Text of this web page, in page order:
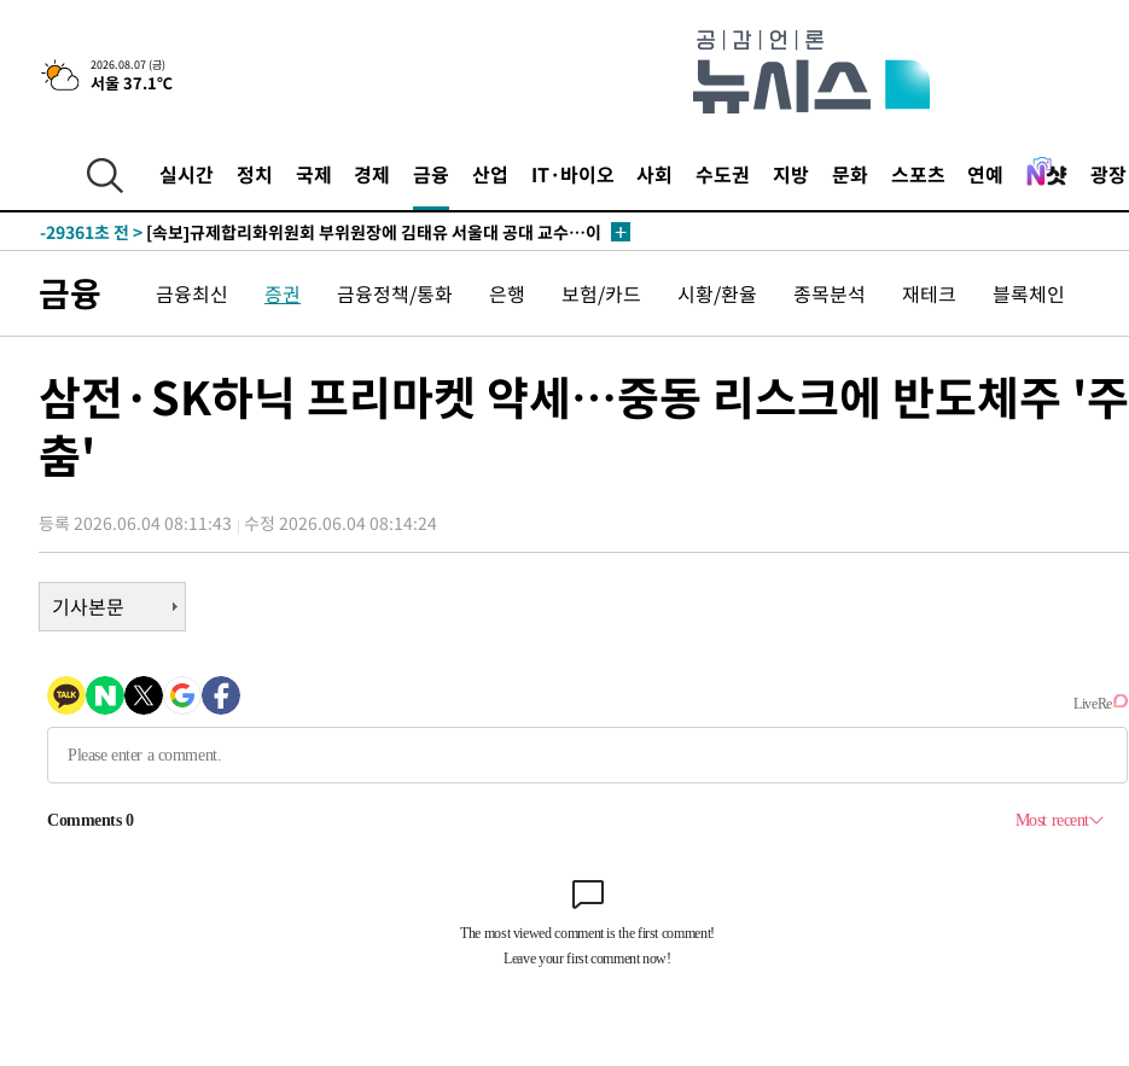
2026.08.07 (금)
서울 37.1℃
실시간 정치 국제 경제 금융 산업 IT·바이오 사회 수도권 지방 문화 스포츠 연예 광장
-2440초 전 >이란, 호르무즈서 "적국 목표물들"과 대치로 남부 케슘섬에서 두차
례 큰 폭발음
-31495초 전 > [속보]종합특검, '계엄 수용공간 확보' 신용해 前교정본부장 기소
-30339초 전 >
11시간 압수수색에 성접대 파문까지…'쑥대밭' 된 축구협회
-29361초 전 >
병태 후임
-25719초 전 > [속보]국힘 윤리위, '돌려차기 발언' 진종오·서범수 징계 절차 개시
25.3%↑
-18204초 전 >
[속보]'채상병 순직 책임' 임성근, 항소심도 징역 3년
-18070초 전 >[속보]종합특검, '관저이전 봐주기 감사' 유병호 구속기소
-13920초 전 > [속보]'300억원대 사기 혐의' 차가원 대표 구속 송치
-13114초 전 >
-11627초 전 >
압수수색
-11263초 전 >[속보]원·달러 환율, 오전 9시 1423.8원
-11045초 전 >
[속보]코스닥, 5.95포인트(0.74%) 상승한 807.62개장
-11013초 전 >[속보]코스피, 6300선 재탈환…1.09% 오른 6365.07 개장
-8178초 전 > 시리아 다마스쿠스 교외에서 미니버스 폭발.. 14명 부상, 3명은 중태
-7476초 전 >입추에도 극한더위…서울 낮 39도 '폭염중대경보'
례 큰 폭발음
[속보]규제합리화위원회 부위원장에 김태유 서울대 공대 교수…이
[속보]국힘 윤리위, '돌려차기 발언' 진종오·서범수 징계 절차 개시
[속보] 7월 중국 수출 23.9%↑ 수입 27.5%↑…무역총액
금융 금융최신 증권 금융정책/통화 은행 보험/카드 시황/환율 종목분석 재테크 블록체인
삼전·SK하닉 프리마켓 약세…중동 리스크에 반도체주 '주
춤'
등록 2026.06.04 08:11:43 수정 2026.06.04 08:14:24
기사본문